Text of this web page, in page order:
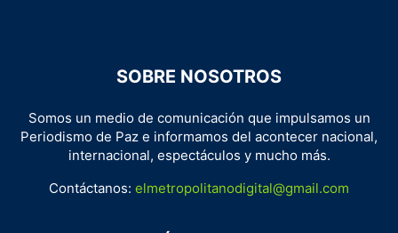
SOBRE NOSOTROS
Somos un medio de comunicación que impulsamos un
Periodismo de Paz e informamos del acontecer nacional,
internacional, espectáculos y mucho más.
Contáctanos: elmetropolitanodigital@gmail.com